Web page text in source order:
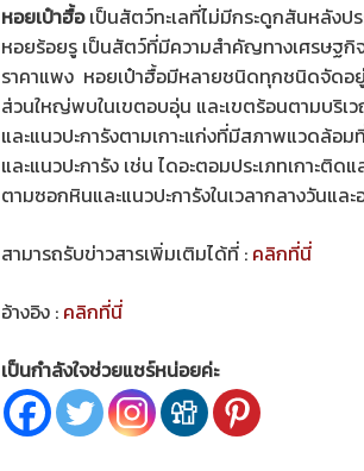
หอยเป๋าฮื้อเป็นสัตว์ทะเลที่ไม่มีกระดูกสันหลังป
หอยร้อยรู เป็นสัตว์ที่มีความสำคัญทางเศรษฐกิจ
ราคาแพง หอยเป๋าฮื้อมีหลายชนิดทุกชนิดจัดอ
ส่วนใหญ่พบในเขตอบอุ่น และเขตร้อนตามบริ
และแนวปะการังตามเกาะแก่งที่มีสภาพแวดล้อ
และแนวปะการัง เช่น ไดอะตอมประเภทเกาะติ
ตามซอกหินและแนวปะการังในเวลากลางวันแล
สามารถรับข่าวสารเพิ่มเติมได้ที่ : คลิกที่นี่
อ้างอิง : คลิกที่นี่
เป็นกำลังใจช่วยแชร์หน่อยค่ะ